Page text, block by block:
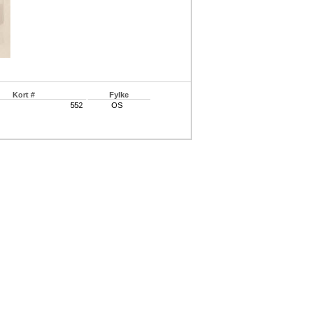
Kort #
Fylke
552 OS